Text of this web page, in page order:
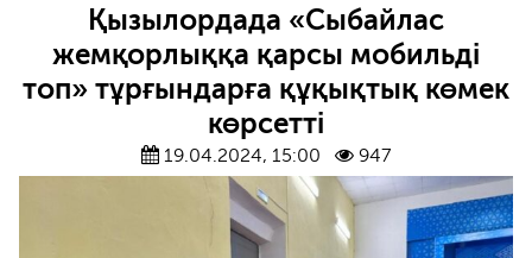
Қызылордада «Сыбайлас
жемқорлыққа қарсы мобильді
топ» тұрғындарға құқықтық көмек
көрсетті
19.04.2024, 15:00 947